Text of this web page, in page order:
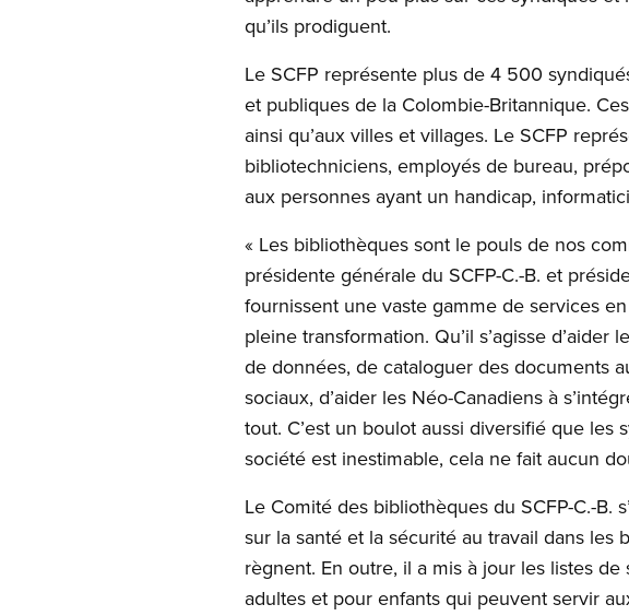
qu’ils prodiguent.
Le SCFP représente plus de 4 500
et publiques de la Colombie-Britannique.
ainsi qu’aux villes et villages. Le SCFP
bibliotechniciens, employés de bureau,
aux personnes ayant un handicap,
« Les bibliothèques sont le pouls de nos
présidente générale du SCFP-C.-B. et
fournissent une vaste gamme de services
pleine transformation. Qu’il s’agisse
de données, de cataloguer des documents
sociaux, d’aider les Néo-Canadiens à
tout. C’est un boulot aussi diversifié que les
société est inestimable, cela ne fait aucun
Le Comité des bibliothèques du SCFP-C.-B.
sur la santé et la sécurité au travail dans
règnent. En outre, il a mis à jour les listes
adultes et pour enfants qui peuvent servir